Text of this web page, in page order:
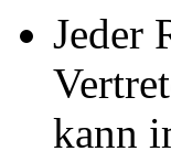
Jeder
kann